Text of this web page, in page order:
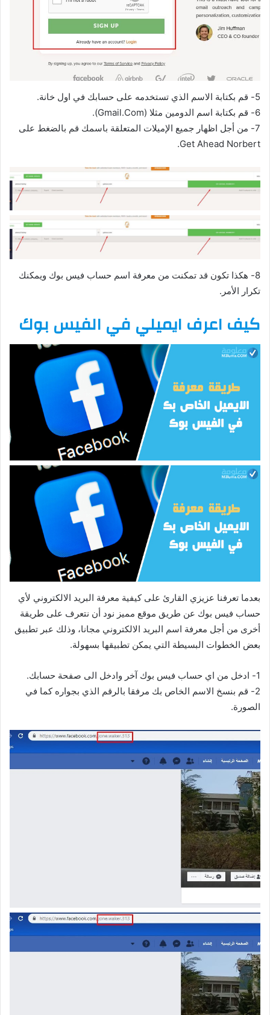
5- قم بكتابة الاسم الذي تستخدمه على حسابك في اول خانة.
6- قم بكتابة اسم الدومين مثلا (Gmail.Com).
7- من أجل اظهار جميع الإميلات المتعلقة باسمك قم بالضغط على
Get Ahead Norbert.
8- هكذا تكون قد تمكنت من معرفة اسم حساب فيس بوك ويمكنك
تكرار الأمر.
كيف اعرف ايميلي في الفيس بوك
بعدما تعرفنا عزيزي القارئ على كيفية معرفة البريد الالكتروني لأي
حساب فيس بوك عن طريق موقع مميز نود أن نتعرف على طريقة
أخرى من أجل معرفة اسم البريد الالكتروني مجانا، وذلك عبر تطبيق
بعض الخطوات البسيطة التي يمكن تطبيقها بسهولة.
1- ادخل من اي حساب فيس بوك آخر وادخل الى صفحة حسابك.
2- قم بنسخ الاسم الخاص بك مرفقا بالرقم الذي بجواره كما في
الصورة.